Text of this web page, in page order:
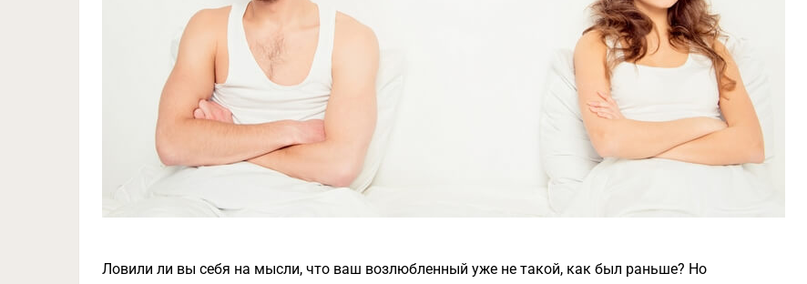
Ловили ли вы себя на мысли, что ваш возлюбленный уже не такой, как был раньше? Но